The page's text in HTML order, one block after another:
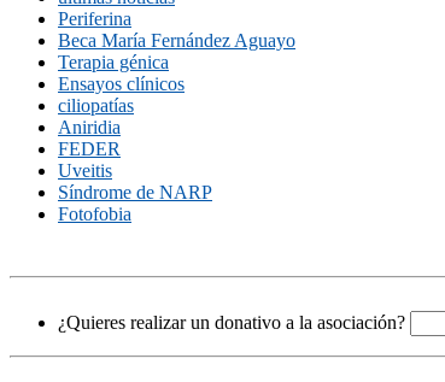
Periferina
Beca María Fernández Aguayo
Terapia génica
Ensayos clínicos
ciliopatías
Aniridia
FEDER
Uveitis
Síndrome de NARP
Fotofobia
¿Quieres realizar un donativo a la asociación?